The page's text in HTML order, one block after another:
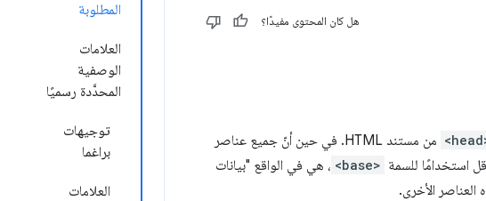
المطلوبة
العلامات
الوصفية
المحدَّدة رسميًا
توجيهات
براغما
العلامات
هل كان المحتوى مفيدًا؟
من مستند HTML. في حين أنّ جميع عناصر
استخدامًا للسمة <base> ، هي في الواقع "بيانات
العناصر الأخرى.